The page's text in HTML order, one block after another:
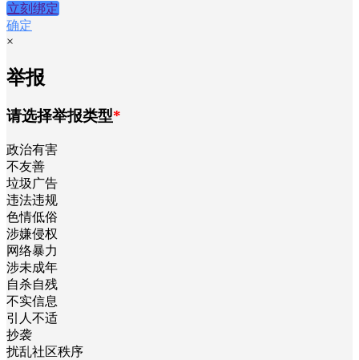
立刻绑定
确定
×
举报
请选择举报类型*
政治有害
不友善
垃圾广告
违法违规
色情低俗
涉嫌侵权
网络暴力
涉未成年
自杀自残
不实信息
引人不适
抄袭
扰乱社区秩序